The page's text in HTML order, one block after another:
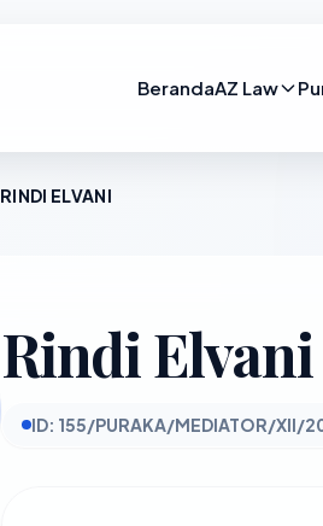
BerandaAZ Law
RINDI ELVANI
Rindi Elvani
ID: 155/PURAKA/MEDIATOR/XII/